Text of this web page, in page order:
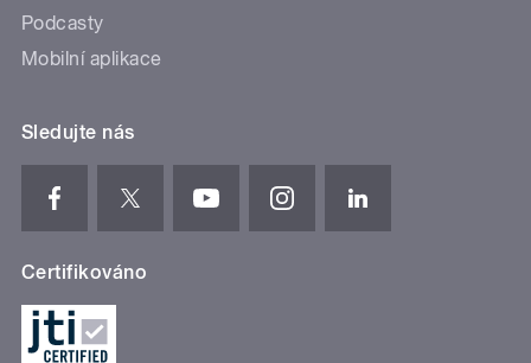
Podcasty
Mobilní aplikace
Sledujte nás
Certifikováno